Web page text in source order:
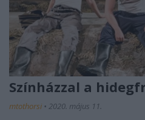
Színházzal a
mtothorsi • 2020. május 11.